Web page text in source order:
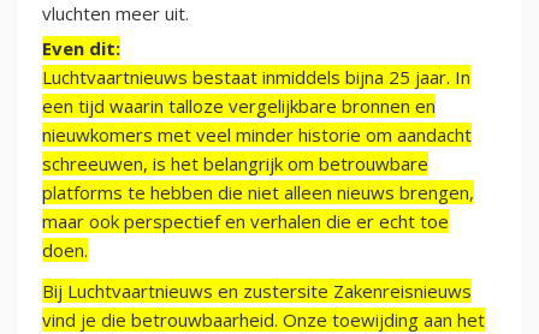
vluchten meer uit.
Even dit:
Luchtvaartnieuws bestaat inmiddels bijna 25 jaar. In
een tijd waarin talloze vergelijkbare bronnen en
nieuwkomers met veel minder historie om aandacht
schreeuwen, is het belangrijk om betrouwbare
platforms te hebben die niet alleen nieuws brengen,
maar ook perspectief en verhalen die er echt toe
doen.
Bij Luchtvaartnieuws en zustersite Zakenreisnieuws
vind je die betrouwbaarheid. Onze toewijding aan het